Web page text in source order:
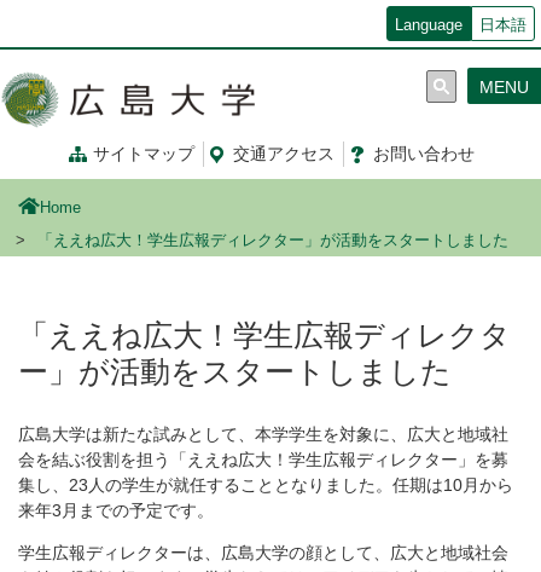
コ
ン
移
Language 日本語
サイトマップ 交通アクセス お問い合わせ
MENU
Home
「ええね広大！学生広報ディレクター」が活動をスタートしました
「ええね広大！学生広報ディレクタ
ー」が活動をスタートしました
広島大学は新たな試みとして、本学学生を対象に、広大と地域社
会を結ぶ役割を担う「ええね広大！学生広報ディレクター」を募
集し、23人の学生が就任することとなりました。任期は10月から
来年3月までの予定です。
学生広報ディレクターは、広島大学の顔として、広大と地域社会